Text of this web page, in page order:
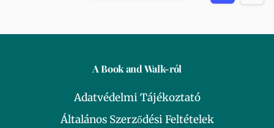
A Book and Walk-ról
Adatvédelmi Tájékoztató
Általános Szerződési Feltételek